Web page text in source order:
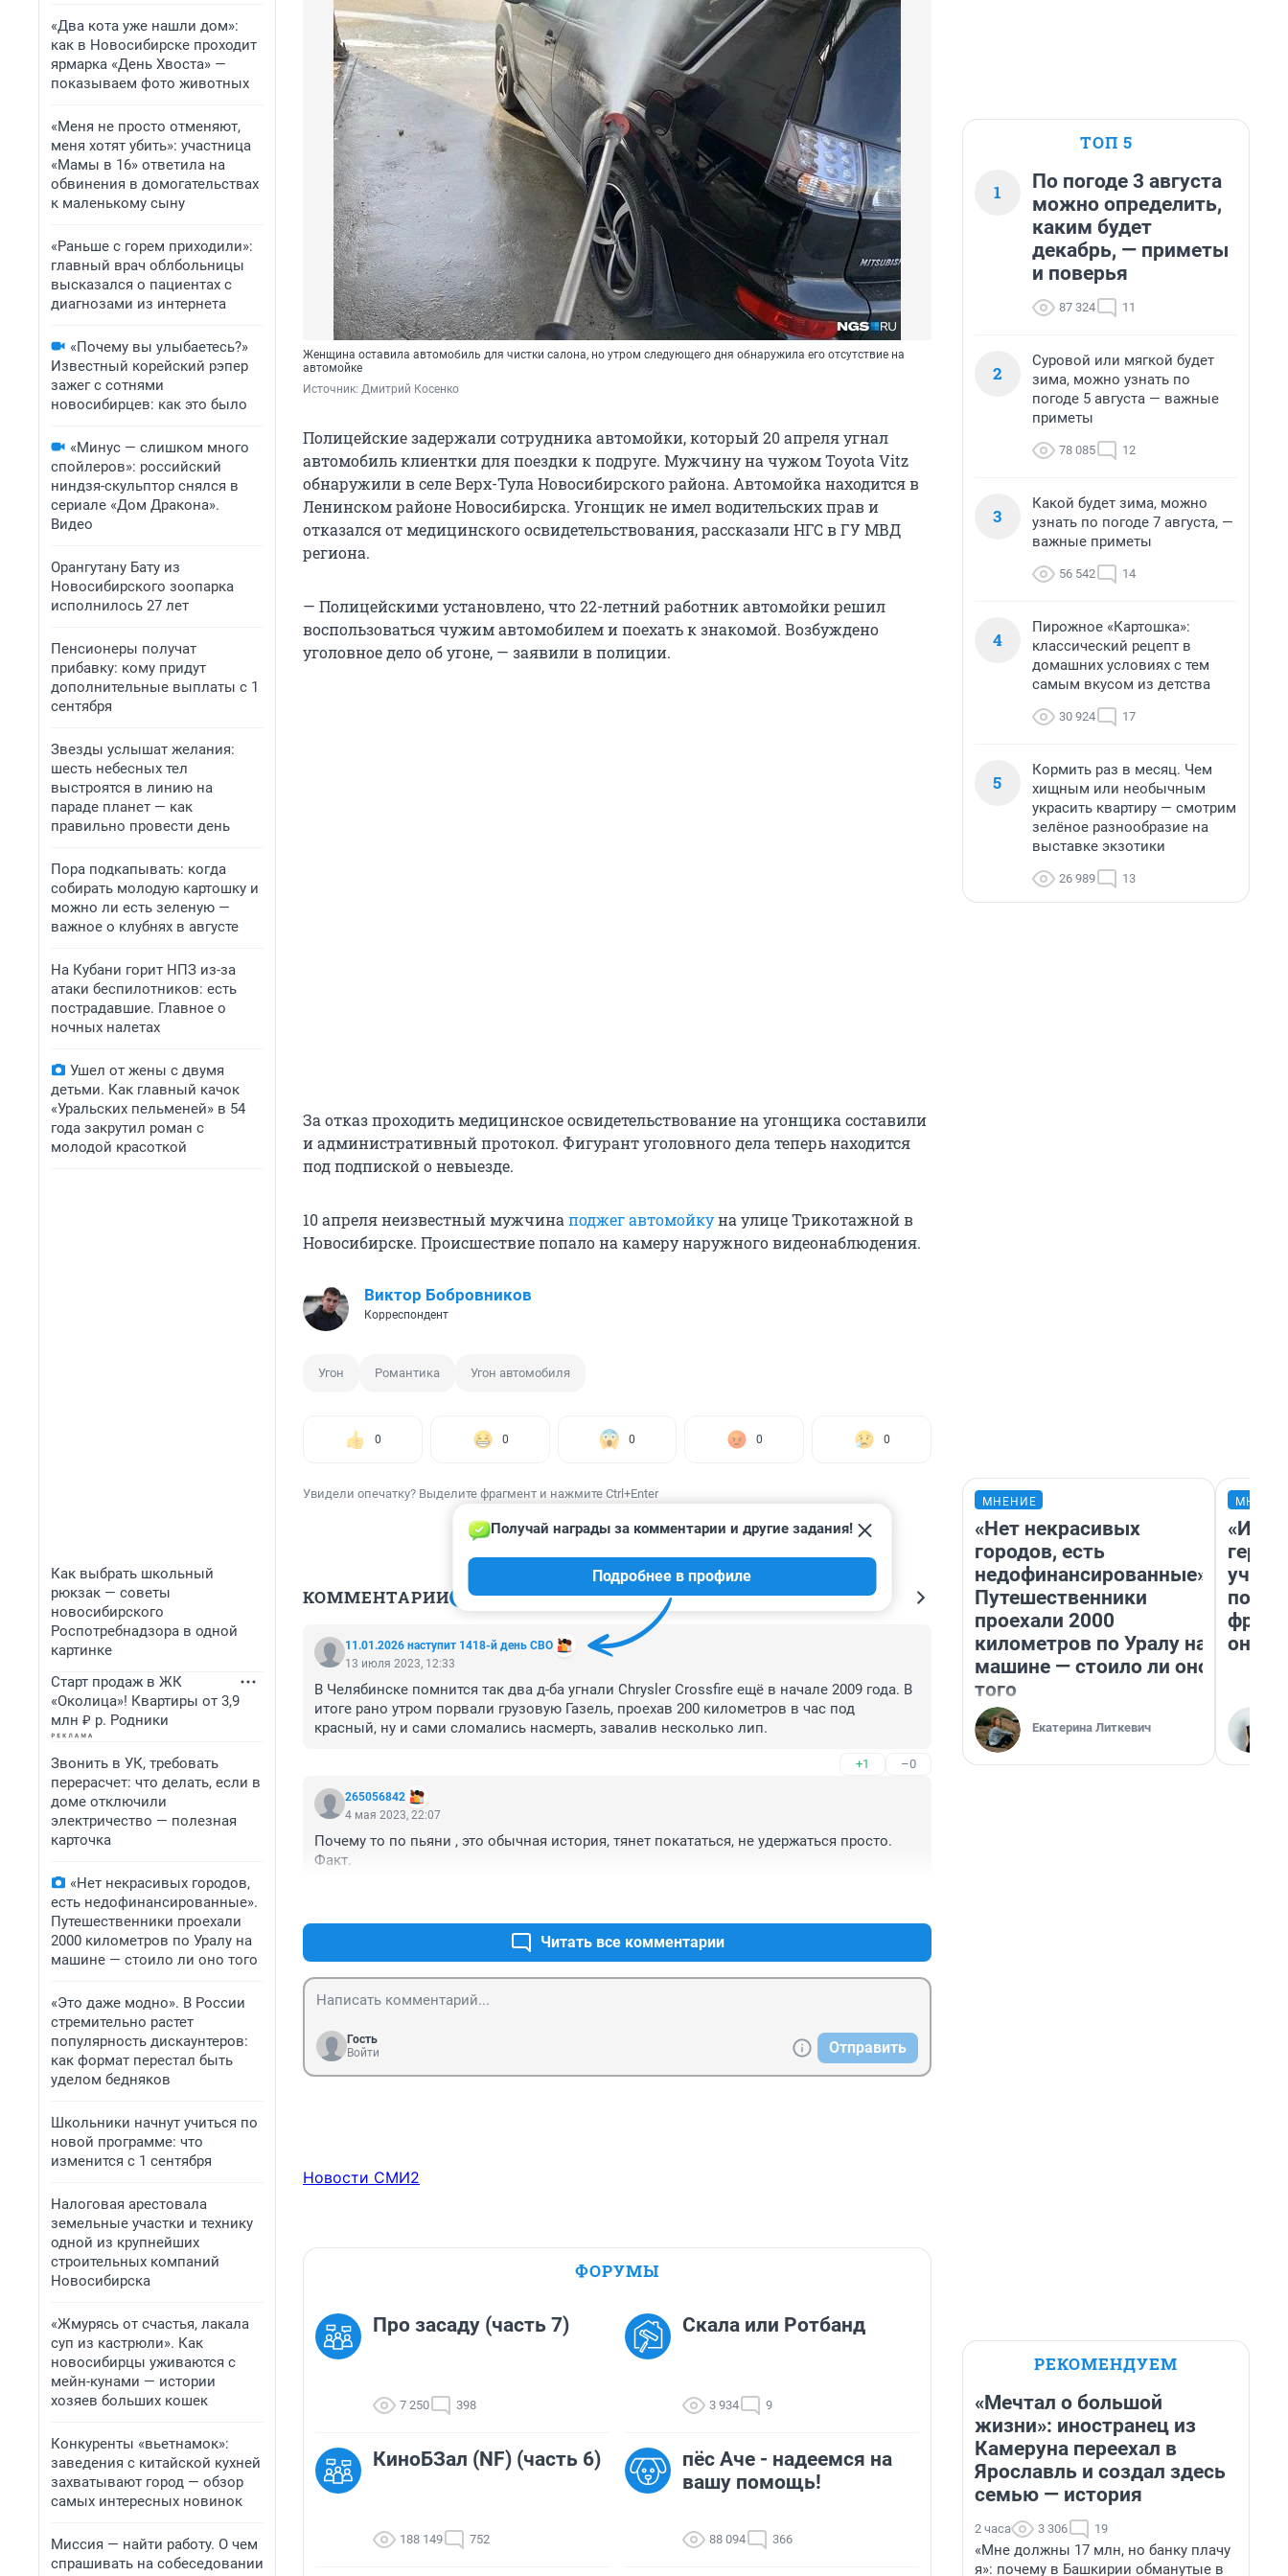
«Два кота уже нашли дом»:
как в Новосибирске проходит
ярмарка «День Хвоста» —
показываем фото животных
«Меня не просто отменяют,
меня хотят убить»: участница
«Мамы в 16» ответила на
обвинения в домогательствах
к маленькому сыну
«Раньше с горем приходили»:
главный врач облбольницы
высказался о пациентах с
диагнозами из интернета
«Почему вы улыбаетесь?»
Известный корейский рэпер
зажег с сотнями
новосибирцев: как это было
«Минус — слишком много
спойлеров»: российский
ниндзя-скульптор снялся в
сериале «Дом Дракона».
Видео
Орангутану Бату из
Новосибирского зоопарка
исполнилось 27 лет
Пенсионеры получат
прибавку: кому придут
дополнительные выплаты с 1
сентября
Звезды услышат желания:
шесть небесных тел
выстроятся в линию на
параде планет — как
правильно провести день
Пора подкапывать: когда
собирать молодую картошку и
можно ли есть зеленую —
важное о клубнях в августе
На Кубани горит НПЗ из-за
атаки беспилотников: есть
пострадавшие. Главное о
ночных налетах
Ушел от жены с двумя
детьми. Как главный качок
«Уральских пельменей» в 54
года закрутил роман с
молодой красоткой
Как выбрать школьный
рюкзак — советы
новосибирского
Роспотребнадзора в одной
картинке
Старт продаж в ЖК
«Околица»! Квартиры от 3,9
млн ₽ р. Родники
Звонить в УК, требовать
перерасчет: что делать, если в
доме отключили
электричество — полезная
карточка
«Нет некрасивых городов,
есть недофинансированные».
Путешественники проехали
2000 километров по Уралу на
машине — стоило ли оно того
«Это даже модно». В России
стремительно растет
популярность дискаунтеров:
как формат перестал быть
уделом бедняков
Школьники начнут учиться по
новой программе: что
изменится с 1 сентября
Налоговая арестовала
земельные участки и технику
одной из крупнейших
строительных компаний
Новосибирска
«Жмурясь от счастья, лакала
суп из кастрюли». Как
новосибирцы уживаются с
мейн-кунами — истории
хозяев больших кошек
Конкуренты «вьетнамок»:
заведения с китайской кухней
захватывают город — обзор
самых интересных новинок
Миссия — найти работу. О чем
спрашивать на собеседовании
Женщина оставила автомобиль для чистки салона, но утром следующего дня обнаружила его отсутствие на
автомойке
Источник: Дмитрий Косенко
Полицейские задержали сотрудника автомойки, который 20 апреля угнал
автомобиль клиентки для поездки к подруге. Мужчину на чужом Toyota Vitz
обнаружили в селе Верх-Тула Новосибирского района. Автомойка находится в
Ленинском районе Новосибирска. Угонщик не имел водительских прав и
отказался от медицинского освидетельствования, рассказали НГС в ГУ МВД
региона.
— Полицейскими установлено, что 22-летний работник автомойки решил
воспользоваться чужим автомобилем и поехать к знакомой. Возбуждено
уголовное дело об угоне, — заявили в полиции.
За отказ проходить медицинское освидетельствование на угонщика составили
и административный протокол. Фигурант уголовного дела теперь находится
под подпиской о невыезде.
10 апреля неизвестный мужчина поджег автомойкуна улице Трикотажной в
Новосибирске. Происшествие попало на камеру наружного видеонаблюдения.
Виктор Бобровников
Корреспондент
Угон Романтика Угон автомобиля
0 0 0 0 0
Увидели опечатку? Выделите фрагмент и нажмите Ctrl+Enter
КОММЕНТАРИИ 76
11.01.2026 наступит 1418-й день СВО
Получай награды за комментарии и другие задания!
Подробнее в профиле
13 июля 2023, 12:33
В Челябинске помнится так два д-ба угнали Chrysler Crossfire ещё в начале 2009 года. В
итоге рано утром порвали грузовую Газель, проехав 200 километров в час под
красный, ну и сами сломались насмерть, завалив несколько лип.
+1 –0
265056842
4 мая 2023, 22:07
Почему то по пьяни , это обычная история, тянет покататься, не удержаться просто.
Факт.
Читать все комментарии
Гость
Войти
Отправить
Новости СМИ2
ФОРУМЫ
Про засаду (часть 7)
7 250 398
Скала или Ротбанд
3 934 9
КиноБЗал (NF) (часть 6)
188 149 752
пёс Аче - надеемся на
вашу помощь!
88 094 366
ТОП 5
1
По погоде 3 августа
можно определить,
каким будет
декабрь, — приметы
и поверья
87 324 11
2
Суровой или мягкой будет
зима, можно узнать по
погоде 5 августа — важные
приметы
78 085 12
3
Какой будет зима, можно
узнать по погоде 7 августа, —
важные приметы
56 542 14
4
Пирожное «Картошка»:
классический рецепт в
домашних условиях с тем
самым вкусом из детства
30 924 17
5
Кормить раз в месяц. Чем
хищным или необычным
украсить квартиру — смотрим
зелёное разнообразие на
выставке экзотики
26 989 13
МНЕНИЕ
«Нет некрасивых
городов, есть
недофинансированные».
Путешественники
проехали 2000
километров по Уралу на
машине — стоило ли оно
того
Екатерина Литкевич
учит
она
РЕКОМЕНДУЕМ
«Мечтал о большой
жизни»: иностранец из
Камеруна переехал в
Ярославль и создал здесь
семью — история
2 часа 3 306 19
«Мне должны 17 млн, но банку плачу
я»: почему в Башкирии обманутые в